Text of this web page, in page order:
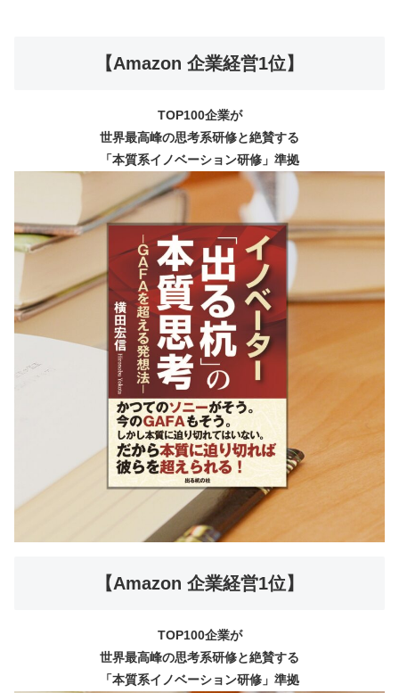
【Amazon 企業経営1位】
TOP100企業が
世界最高峰の思考系研修と絶賛する
「本質系イノベーション研修」準拠
【Amazon 企業経営1位】
TOP100企業が
世界最高峰の思考系研修と絶賛する
「本質系イノベーション研修」準拠